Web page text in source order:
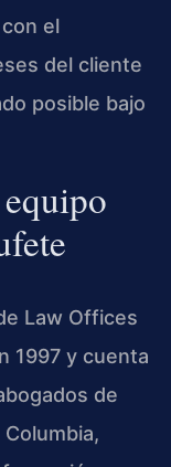
el
del cliente
posible bajo
Law Offices
1997 y cuenta
de